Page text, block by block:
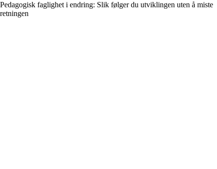
Pedagogisk faglighet i endring: Slik følger du utviklingen uten å miste
retningen